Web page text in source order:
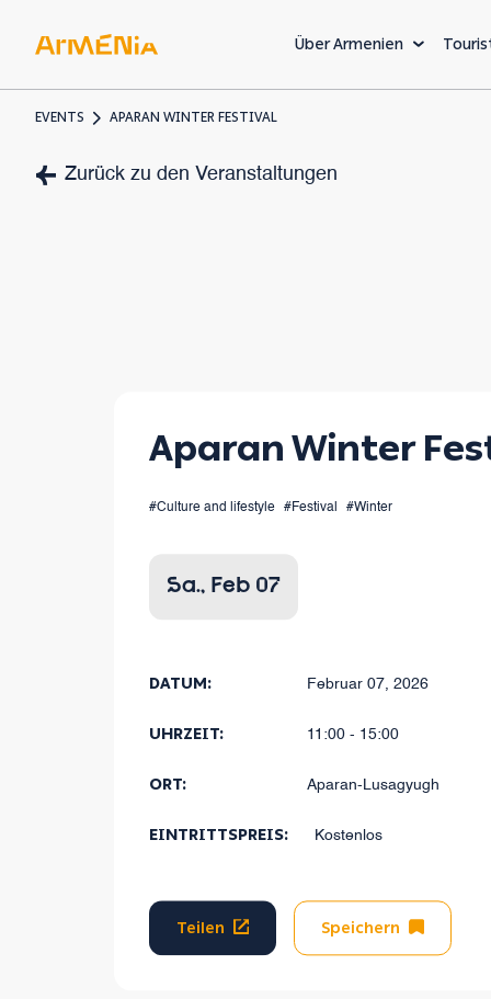
Über Armenien
einer
EVENTS APARAN WINTER FESTIVAL
Zurück zu den Veranstaltungen
Aparan Winter
#Culture and lifestyle #Festival #Winter
Sa., Feb 07
DATUM: Februar 07, 2026
UHRZEIT: 11:00 - 15:00
ORT: Aparan-Lusagyugh
EINTRITTSPREIS: Kostenlos
Teilen Speichern